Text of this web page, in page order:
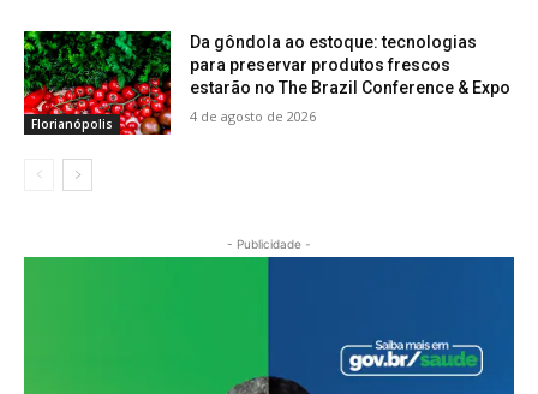
Florianópolis
Da gôndola ao estoque: tecnologias
para preservar produtos frescos
estarão no The Brazil Conference & Expo
4 de agosto de 2026
- Publicidade -